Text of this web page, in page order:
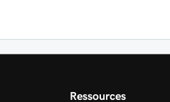
Ressources